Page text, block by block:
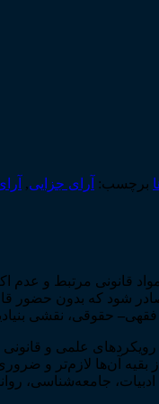
برچسب: آرای جزایی,
قانونی مرتبط و
شود که بدون حضور
فقهی– حقوقی، نقشی
علمی و
جامعه­‌شناسی،